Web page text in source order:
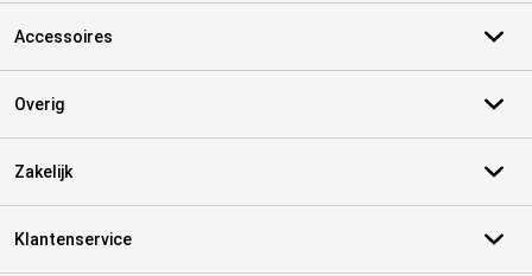
Accessoires
Overig
Zakelijk
Klantenservice